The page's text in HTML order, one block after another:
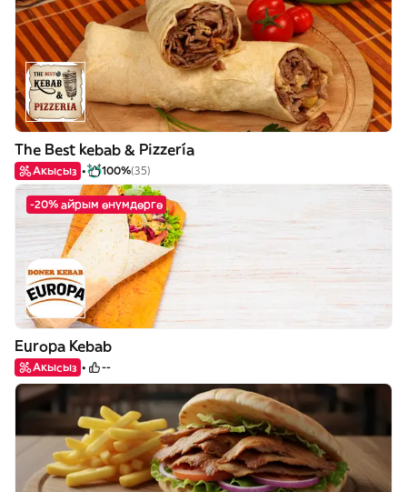
The Best kebab & Pizzería
Акысыз 100%(35)
-20% айрым өнүмдөргө
Europa Kebab
Акысыз --